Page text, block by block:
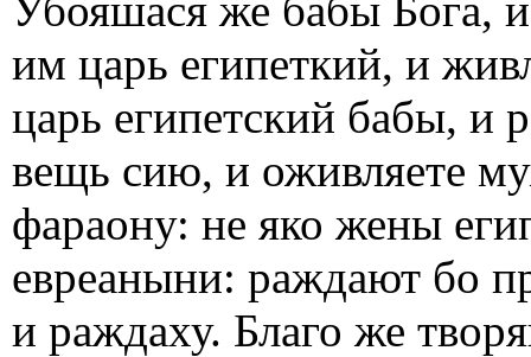
им царь египеткий, и
царь египетский бабы, и
вещь сию, и оживляете
фараону: не яко жены
евреаныни: раждают бо
и раждаху. Благо же